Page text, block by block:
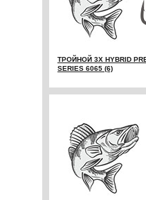
ТРОЙНОЙ 3X HYBRID
SERIES 6065 (6)